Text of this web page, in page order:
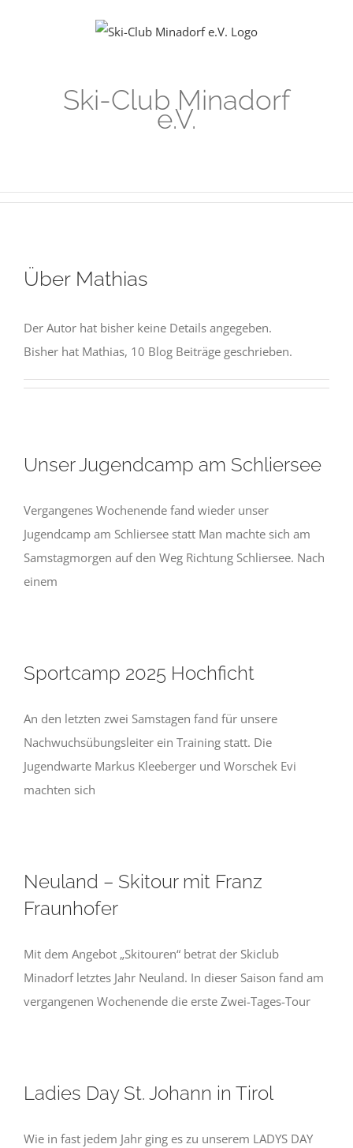
Ski-Club Minadorf
e.V.
Über Mathias
Der Autor hat bisher keine Details angegeben.
Bisher hat Mathias, 10 Blog Beiträge geschrieben.
Unser Jugendcamp am Schliersee
Vergangenes Wochenende fand wieder unser
Jugendcamp am Schliersee statt Man machte sich am
Samstagmorgen auf den Weg Richtung Schliersee. Nach
einem
Sportcamp 2025 Hochficht
An den letzten zwei Samstagen fand für unsere
Nachwuchsübungsleiter ein Training statt. Die
Jugendwarte Markus Kleeberger und Worschek Evi
machten sich
Neuland – Skitour mit Franz
Fraunhofer
Mit dem Angebot „Skitouren“ betrat der Skiclub
Minadorf letztes Jahr Neuland. In dieser Saison fand am
vergangenen Wochenende die erste Zwei-Tages-Tour
Ladies Day St. Johann in Tirol
Wie in fast jedem Jahr ging es zu unserem LADYS DAY